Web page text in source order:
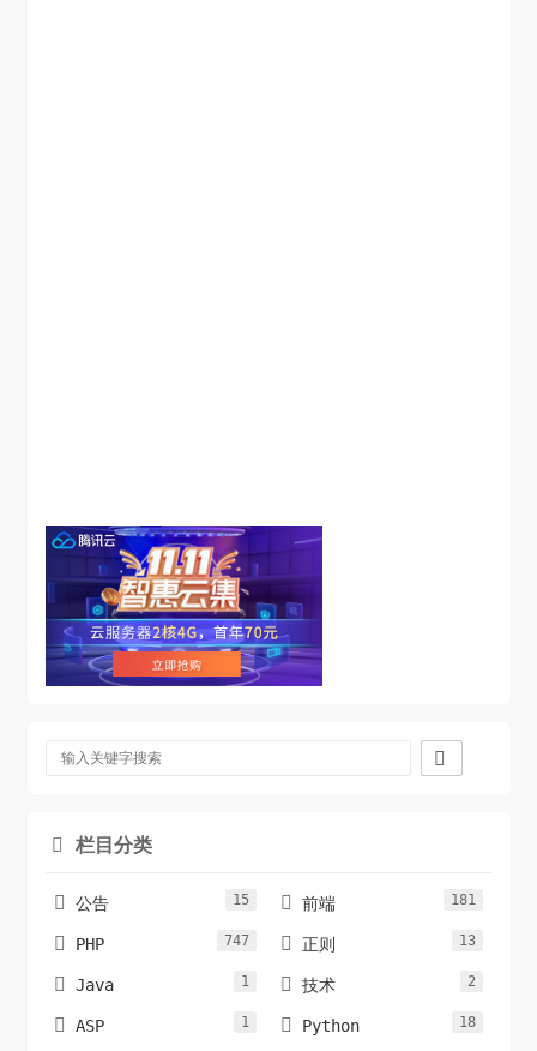
*/
header('Cache-Control: no-cache, no-store, max-
age=0, must-revalidate');
header('Expires: Mon, 26 Jul 1997 05:00:00 GMT');
*显示一个需要验证的登陆对话框
header('WWW-Authenticate: Basic realm="Top
?>

 栏目分类
 公告 15  前端 181
 PHP 747  正则 13
 Java 1  技术 2
 ASP 1  Python 18